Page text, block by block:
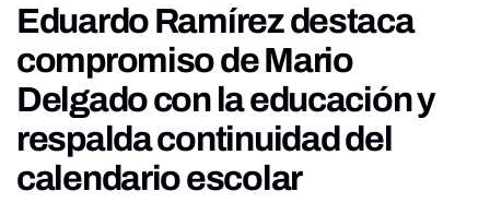
Eduardo Ramírez destaca
compromiso de Mario
Delgado con la educación y
respalda continuidad del
calendario escolar